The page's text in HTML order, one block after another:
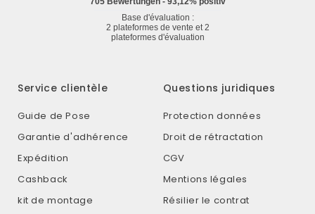
Service clientèle
Guide de Pose
Garantie d'adhérence
Expédition
Cashback
kit de montage
Questions juridiques
Protection données
Droit de rétractation
CGV
Mentions légales
Résilier le contrat